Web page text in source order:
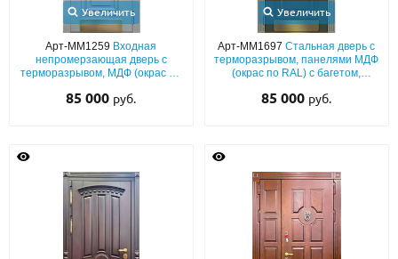
Увеличить
Арт-ММ1259 Входная
непромерзающая дверь с
терморазрывом, МДФ (окрас по
отбойником и карнизом
85 000 руб.
Увеличить
Арт-ММ1697Стальная дверь с
терморазрывом, панелями МДФ
(окрас по RAL) с багетом,
карнизом
85 000 руб.